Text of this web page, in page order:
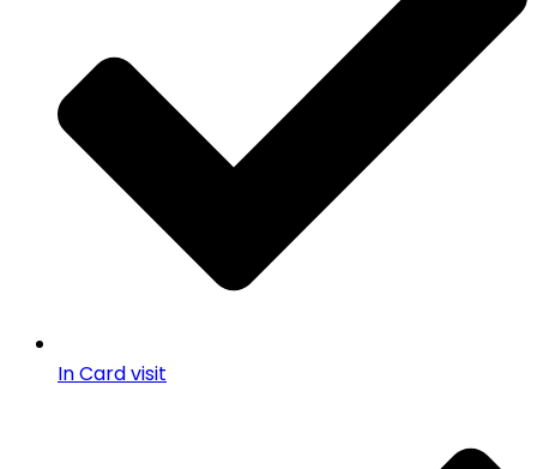
In Card visit